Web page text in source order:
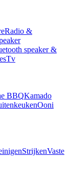
Radio &
speaker &
Tv
BBQKamado
Ooni
StrijkenVaste